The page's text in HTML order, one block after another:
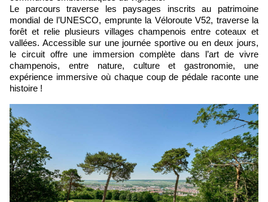
Le parcours traverse les paysages inscrits au patrimoine
mondial de l’UNESCO, emprunte la Véloroute V52, traverse la
forêt et relie plusieurs villages champenois entre coteaux et
vallées. Accessible sur une journée sportive ou en deux jours,
le circuit offre une immersion complète dans l’art de vivre
champenois, entre nature, culture et gastronomie, une
expérience immersive où chaque coup de pédale raconte une
histoire !